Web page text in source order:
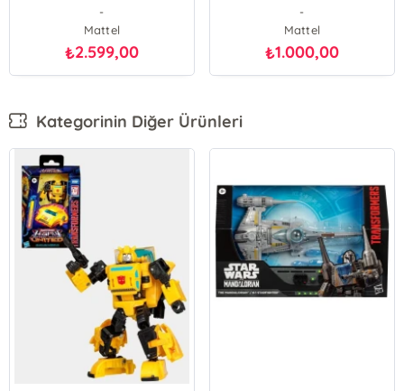
-
Mattel
₺2.599,00
-
Mattel
₺1.000,00
Kategorinin Diğer Ürünleri